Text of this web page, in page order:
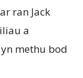
ran Jack
a
methu bod